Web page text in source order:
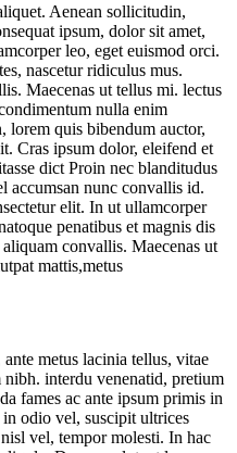
Aenean sollicitudin,
ipsum, dolor sit amet,
leo, eget euismod orci.
nascetur ridiculus mus.
Maecenas ut tellus mi. lectus
nulla enim
lorem quis bibendum auctor,
Cras ipsum dolor, eleifend et
dict Proin nec blanditudus
accumsan nunc convallis id.
elit. In ut ullamcorper
penatibus et magnis dis
convallis. Maecenas ut
mattis,metus
metus lacinia tellus, vitae
interdu venenatid, pretium
fames ac ante ipsum primis in
odio vel, suscipit ultrices
vel, tempor molesti. In hac